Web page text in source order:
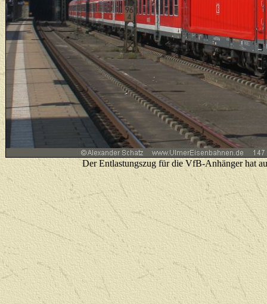
Der Entlastungszug für die VfB-Anhänger hat